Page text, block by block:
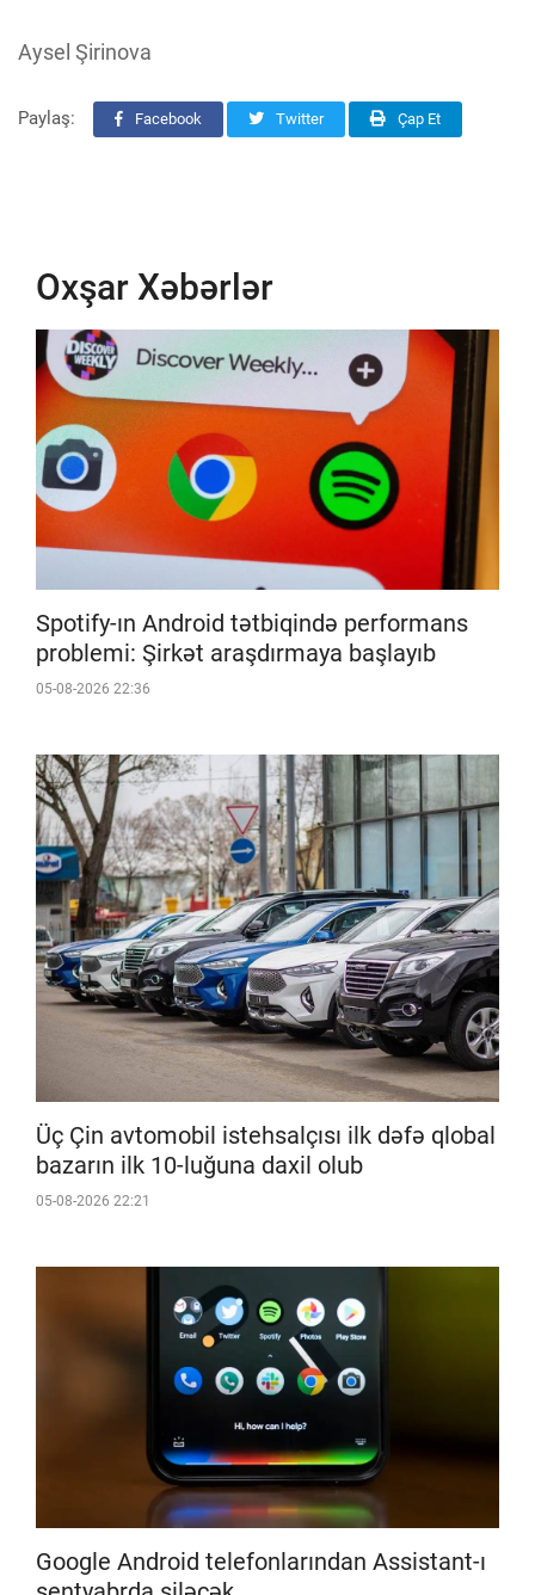
Aysel Şirinova
Paylaş: Facebook Twitter Çap Et
Oxşar Xəbərlər
Spotify-ın Android tətbiqində performans
problemi: Şirkət araşdırmaya başlayıb
05-08-2026 22:36
Üç Çin avtomobil istehsalçısı ilk dəfə qlobal
bazarın ilk 10-luğuna daxil olub
05-08-2026 22:21
Google Android telefonlarından Assistant-ı